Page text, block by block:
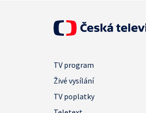
TV program
Živé vysílání
TV poplatky